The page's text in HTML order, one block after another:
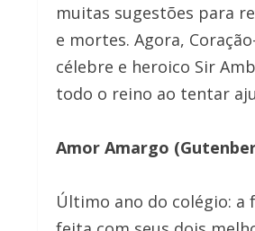
muitas sugestões para
e mortes. Agora,
célebre e heroico Sir
todo o reino ao tentar
Amor Amargo
Último ano do colégio: a